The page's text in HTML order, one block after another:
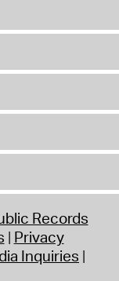
Records
Privacy
Inquiries